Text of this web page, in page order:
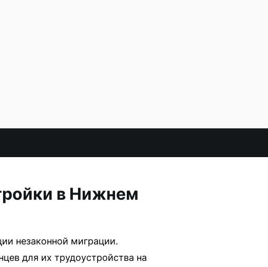
в Нижнем
незаконной миграции.
для их трудоустройства на